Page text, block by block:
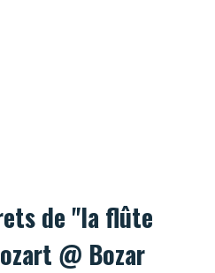
de "la flûte
@ Bozar